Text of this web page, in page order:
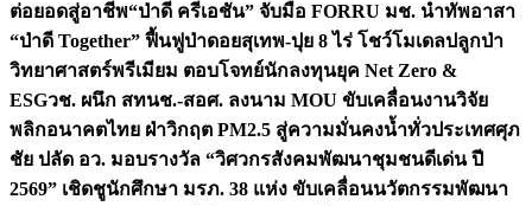
ต่อยอดสู่อาชีพ“ป่าดี ครีเอชัน” จับมือ FORRU มช. นำทัพอาสา
“ป่าดี Together” ฟื้นฟูป่าดอยสุเทพ-ปุย 8 ไร่ โชว์โมเดลปลูกป่า
วิทยาศาสตร์พรีเมียม ตอบโจทย์นักลงทุนยุค Net Zero &
ESGวช. ผนึก สทนช.-สอศ. ลงนาม MOU ขับเคลื่อนงานวิจัย
พลิกอนาคตไทย ฝ่าวิกฤต PM2.5 สู่ความมั่นคงน้ำทั่วประเทศศุภ
ชัย ปลัด อว. มอบรางวัล “วิศวกรสังคมพัฒนาชุมชนดีเด่น ปี
2569” เชิดชูนักศึกษา มรภ. 38 แห่ง ขับเคลื่อนนวัตกรรมพัฒนา